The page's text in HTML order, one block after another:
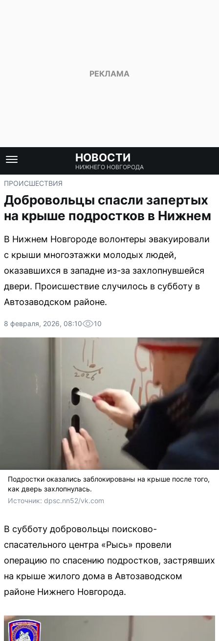
НОВОСТИ
НИЖНЕГО НОВГОРОДА
ПРОИСШЕСТВИЯ
Добровольцы спасли запертых
на крыше подростков в Нижнем
В Нижнем Новгороде волонтеры эвакуировали
с крыши многоэтажки молодых людей,
оказавшихся в западне из-за захлопнувшейся
двери. Происшествие случилось в субботу в
Автозаводском районе.
8 февраля, 2026, 08:10 10
Подростки оказались заблокированы на крыше после того,
как дверь захлопнулась.
Источник: dpsc.nn52/vk.com
В субботу добровольцы поисково-
спасательного центра «Рысь» провели
операцию по спасению подростков, застрявших
на крыше жилого дома в Автозаводском
районе Нижнего Новгорода.